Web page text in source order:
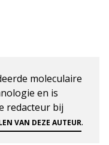
moleculaire
en is
redacteur bij
VAN DEZE AUTEUR.